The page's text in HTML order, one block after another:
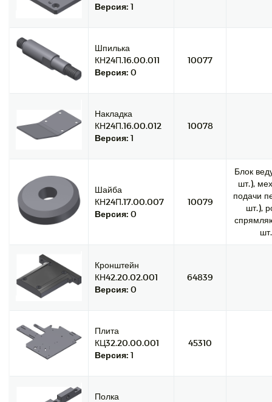
Версия: 1
Шпилька
КН24П.16.00.011
Версия: 0
10077
Накладка
КН24П.16.00.012
Версия: 1
10078
Шайба
КН24П.17.00.007
Версия: 0
10079
Блок
шт.),
подачи
шт.),
Кронштейн
КН42.20.02.001
Версия: 0
64839
Плита
КЦ32.20.00.001
Версия: 1
45310
Полка